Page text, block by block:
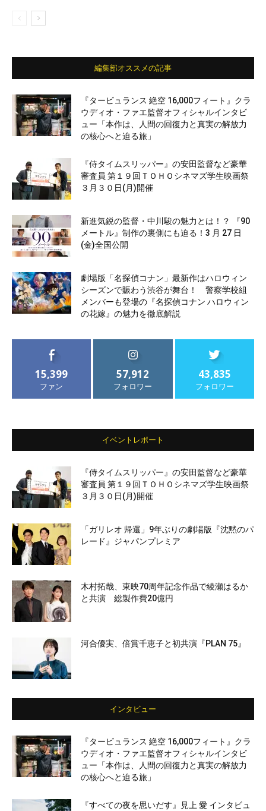
編集部オススメの記事
『タービュランス 絶空 16,000フィート』クラ
ウディオ・ファエ監督オフィシャルインタビ
ュー「本作は、人間の回復力と真実の解放力
の核心へと迫る旅」
『侍タイムスリッパー』の安田監督など豪華
審査員 第１９回ＴＯＨＯシネマズ学生映画祭
３月３０日(月)開催
新進気鋭の監督・中川駿の魅力とは！？ 『90
メートル』制作の裏側にも迫る！3 月 27 日
(金)全国公開
劇場版「名探偵コナン」最新作はハロウィン
シーズンで賑わう渋谷が舞台！ 警察学校組
メンバーも登場の『名探偵コナン ハロウィン
の花嫁』の魅力を徹底解説
15,399
ファン
57,912
フォロワー
43,835
フォロワー
イベントレポート
『侍タイムスリッパー』の安田監督など豪華
審査員 第１９回ＴＯＨＯシネマズ学生映画祭
３月３０日(月)開催
「ガリレオ 帰還」9年ぶりの劇場版『沈黙のパ
レード』ジャパンプレミア
木村拓哉、東映70周年記念作品で綾瀬はるか
と共演 総製作費20億円
河合優実、倍賞千恵子と初共演『PLAN 75』
インタビュー
『タービュランス 絶空 16,000フィート』クラ
ウディオ・ファエ監督オフィシャルインタビ
ュー「本作は、人間の回復力と真実の解放力
の核心へと迫る旅」
『すべての夜を思いだす』見上 愛 インタビュ